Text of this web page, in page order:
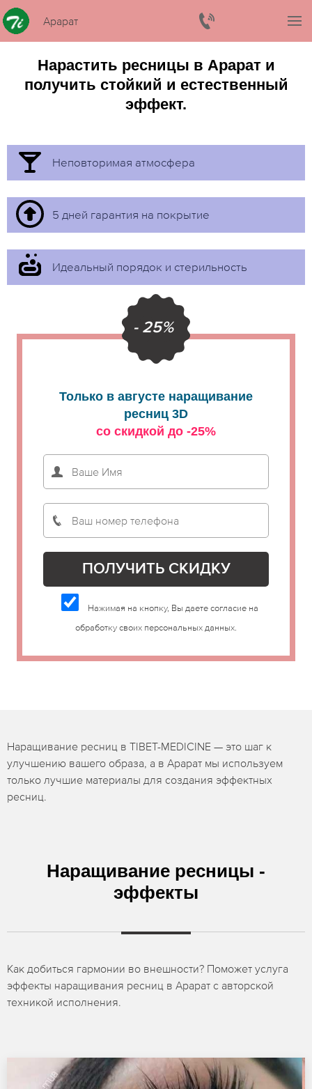
Арарат
Нарастить ресницы в Арарат и
получить стойкий и естественный
эффект.
Неповторимая атмосфера
5 дней гарантия на покрытие
Идеальный порядок и стерильность
- 25%
Только в августе наращивание
ресниц 3D
со скидкой до -25%
Нажимая на кнопку, Вы даете согласие на
обработку своих персональных данных.
Наращивание ресниц в TIBET-MEDICINE — это шаг к
улучшению вашего образа, а в Арарат мы используем
только лучшие материалы для создания эффектных
ресниц.
Наращивание ресницы -
эффекты
Как добиться гармонии во внешности? Поможет услуга
эффекты наращивания ресниц в Арарат с авторской
техникой исполнения.